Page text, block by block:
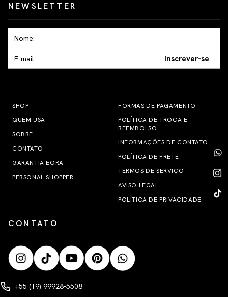
NEWSLETTER
Inscrever-se
SHOP
QUEM USA
SOBRE
CONTATO
GARANTIA EORA
PERSONAL SHOPPER
FORMAS DE PAGAMENTO
POLÍTICA DE TROCA E
REEMBOLSO
INFORMAÇÕES DE CONTATO
POLÍTICA DE FRETE
TERMOS DE SERVIÇO
AVISO LEGAL
POLÍTICA DE PRIVACIDADE
CONTATO
+55 (19) 99928-5508